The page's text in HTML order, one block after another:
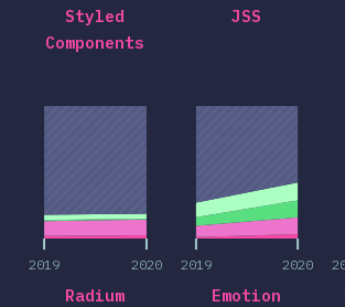
Styled
Components
JSS
2019 2020
Radium
2019 2020
Emotion